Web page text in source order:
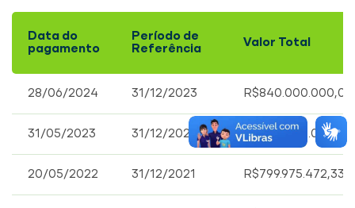
Data do
pagamento
Período de
Referência
Valor Total
28/06/2024 31/12/2023 R$840.000.000,00
31/05/2023 31/12/2022 R$800.000.000,00
20/05/2022 31/12/2021 R$799.975.472,33